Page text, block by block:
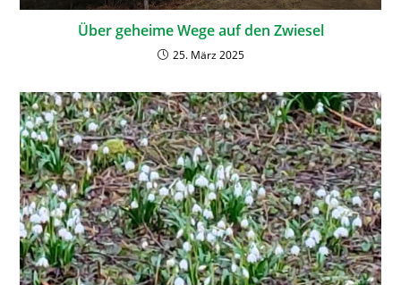
Über geheime Wege auf den Zwiesel
25. März 2025